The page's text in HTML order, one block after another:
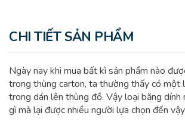
CHI TIẾT SẢN PHẨM
Ngày nay khi mua bất kì sản phẩm nào
trong thùng carton, ta thường thấy có một
trong dán lên thùng đồ. Vậy loại băng dính
gì mà lại được nhiều người lựa chọn đến